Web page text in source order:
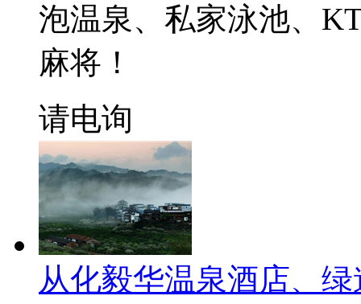
泡温泉、私家泳池、
麻将！
请电询
从化毅华温泉酒店、